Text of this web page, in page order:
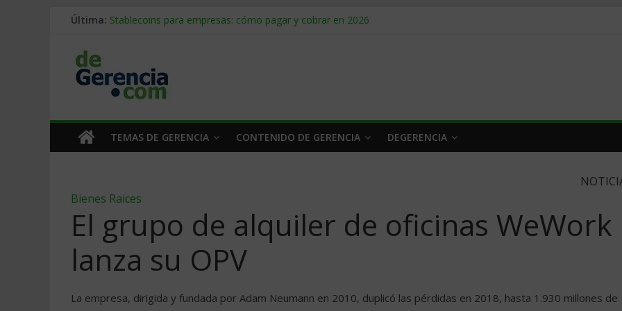
Última: Stablecoins para empresas: cómo pagar y cobrar en 2026
Trabajo forzoso en la cadena de suministro: qué hacer
Mercado hispano de EE. UU.: cómo segmentarlo y venderle
TEMAS DE GERENCIA CONTENIDO DE GERENCIA DEGERENCIA
Bienes Raices
El grupo de alquiler de oficinas WeWork
lanza su OPV
La empresa, dirigida y fundada por Adam Neumann en 2010, duplicó las pérdidas en 2018, hasta 1.930 millones de